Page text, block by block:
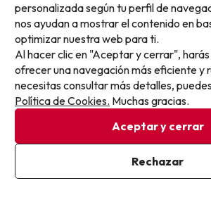
Opiniones sobre
personalizada según tu perfil de
nos ayudan a mostrar el contenido en
optimizar nuestra web para ti.
Al hacer clic en "Aceptar y cerrar",
ofrecer una navegación más eficiente y
necesitas consultar más detalles,
Política de Cookies. Muchas gracias.
Aceptar y cerrar
Rechazar